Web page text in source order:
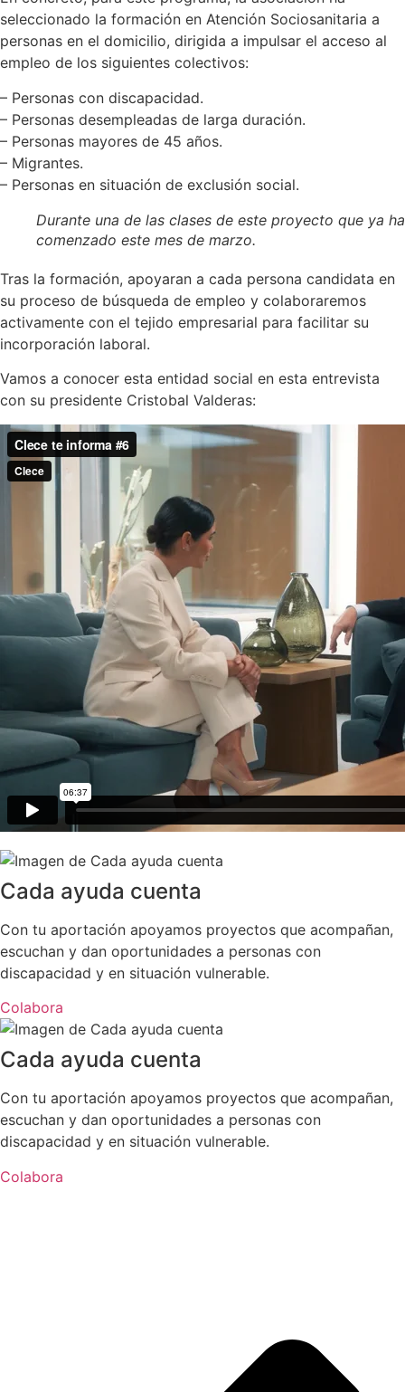
seleccionado la formación en Atención Sociosanitaria a
personas en el domicilio, dirigida a impulsar el acceso al
empleo de los siguientes colectivos:
– Personas con discapacidad.
– Personas desempleadas de larga duración.
– Personas mayores de 45 años.
– Migrantes.
– Personas en situación de exclusión social.
Durante una de las clases de este proyecto que ya ha
comenzado este mes de marzo.
Tras la formación, apoyaran a cada persona candidata en
su proceso de búsqueda de empleo y colaboraremos
activamente con el tejido empresarial para facilitar su
incorporación laboral.
Vamos a conocer esta entidad social en esta entrevista
con su presidente Cristobal Valderas:
Cada ayuda cuenta
Con tu aportación apoyamos proyectos que acompañan,
escuchan y dan oportunidades a personas con
discapacidad y en situación vulnerable.
Colabora
Cada ayuda cuenta
Con tu aportación apoyamos proyectos que acompañan,
escuchan y dan oportunidades a personas con
discapacidad y en situación vulnerable.
Colabora